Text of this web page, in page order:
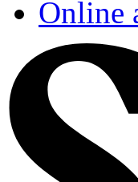
Online